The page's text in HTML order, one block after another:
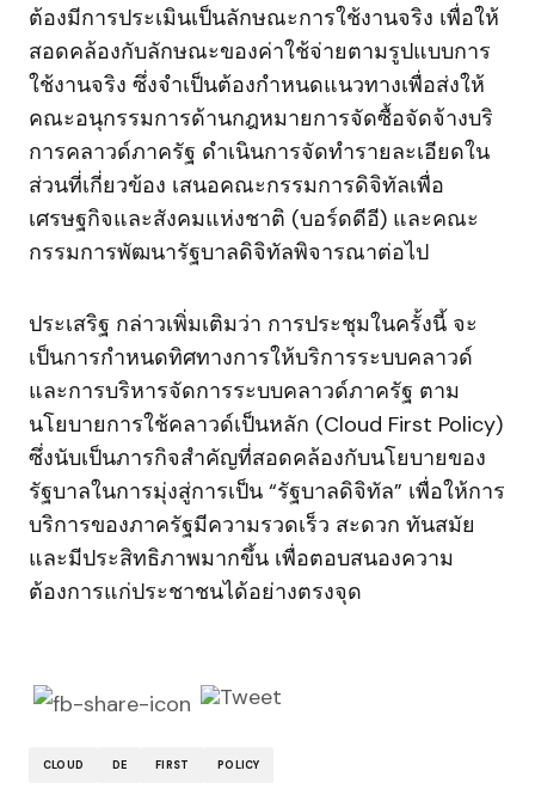
ต้องมีการประเมินเป็นลักษณะการใช้งานจริง เพื่อให้
สอดคล้องกับลักษณะของค่าใช้จ่ายตามรูปแบบการ
ใช้งานจริง ซึ่งจำเป็นต้องกำหนดแนวทางเพื่อส่งให้
คณะอนุกรรมการด้านกฎหมายการจัดซื้อจัดจ้างบริ
การคลาวด์ภาครัฐ ดำเนินการจัดทำรายละเอียดใน
ส่วนที่เกี่ยวข้อง เสนอคณะกรรมการดิจิทัลเพื่อ
เศรษฐกิจและสังคมแห่งชาติ (บอร์ดดีอี) และคณะ
กรรมการพัฒนารัฐบาลดิจิทัลพิจารณาต่อไป
ประเสริฐ กล่าวเพิ่มเติมว่า การประชุมในครั้งนี้ จะ
เป็นการกำหนดทิศทางการให้บริการระบบคลาวด์
และการบริหารจัดการระบบคลาวด์ภาครัฐ ตาม
นโยบายการใช้คลาวด์เป็นหลัก (Cloud First Policy)
ซึ่งนับเป็นภารกิจสำคัญที่สอดคล้องกับนโยบายของ
รัฐบาลในการมุ่งสู่การเป็น “รัฐบาลดิจิทัล” เพื่อให้การ
บริการของภาครัฐมีความรวดเร็ว สะดวก ทันสมัย
และมีประสิทธิภาพมากขึ้น เพื่อตอบสนองความ
ต้องการแก่ประชาชนได้อย่างตรงจุด
CLOUD DE FIRST POLICY